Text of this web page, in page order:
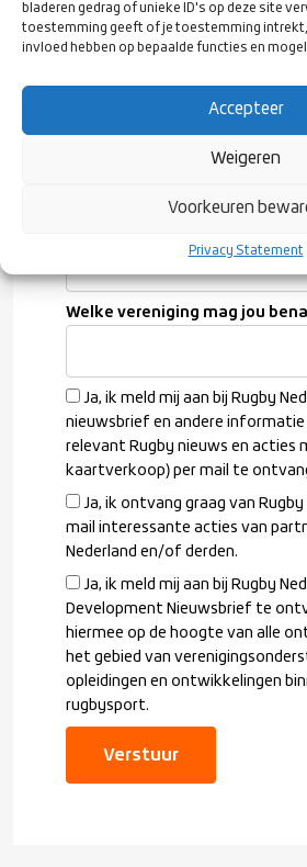
bladeren gedrag of unieke ID's op deze site
toestemming geeft of je toestemming intrekt,
invloed hebben op bepaalde functies en
Accepteer
Weigeren
Voorkeuren
Privacy Statement
Geboortedatum*
Welke vereniging mag jou
Ja, ik meld mij aan bij Rugby
nieuwsbrief en andere informatie
relevant Rugby nieuws en acties
kaartverkoop) per mail te
Ja, ik ontvang graag van Rugby
mail interessante acties van
Nederland en/of derden.
Ja, ik meld mij aan bij Rugby
Development Nieuwsbrief te
hiermee op de hoogte van alle
het gebied van
opleidingen en ontwikkelingen
rugbysport.
Verstuur